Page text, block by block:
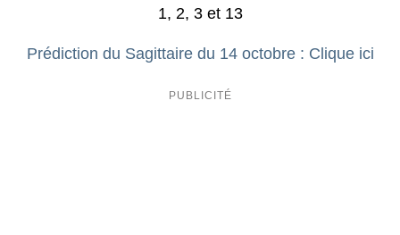
1, 2, 3 et 13
Prédiction du Sagittaire du 14 octobre : Clique ici